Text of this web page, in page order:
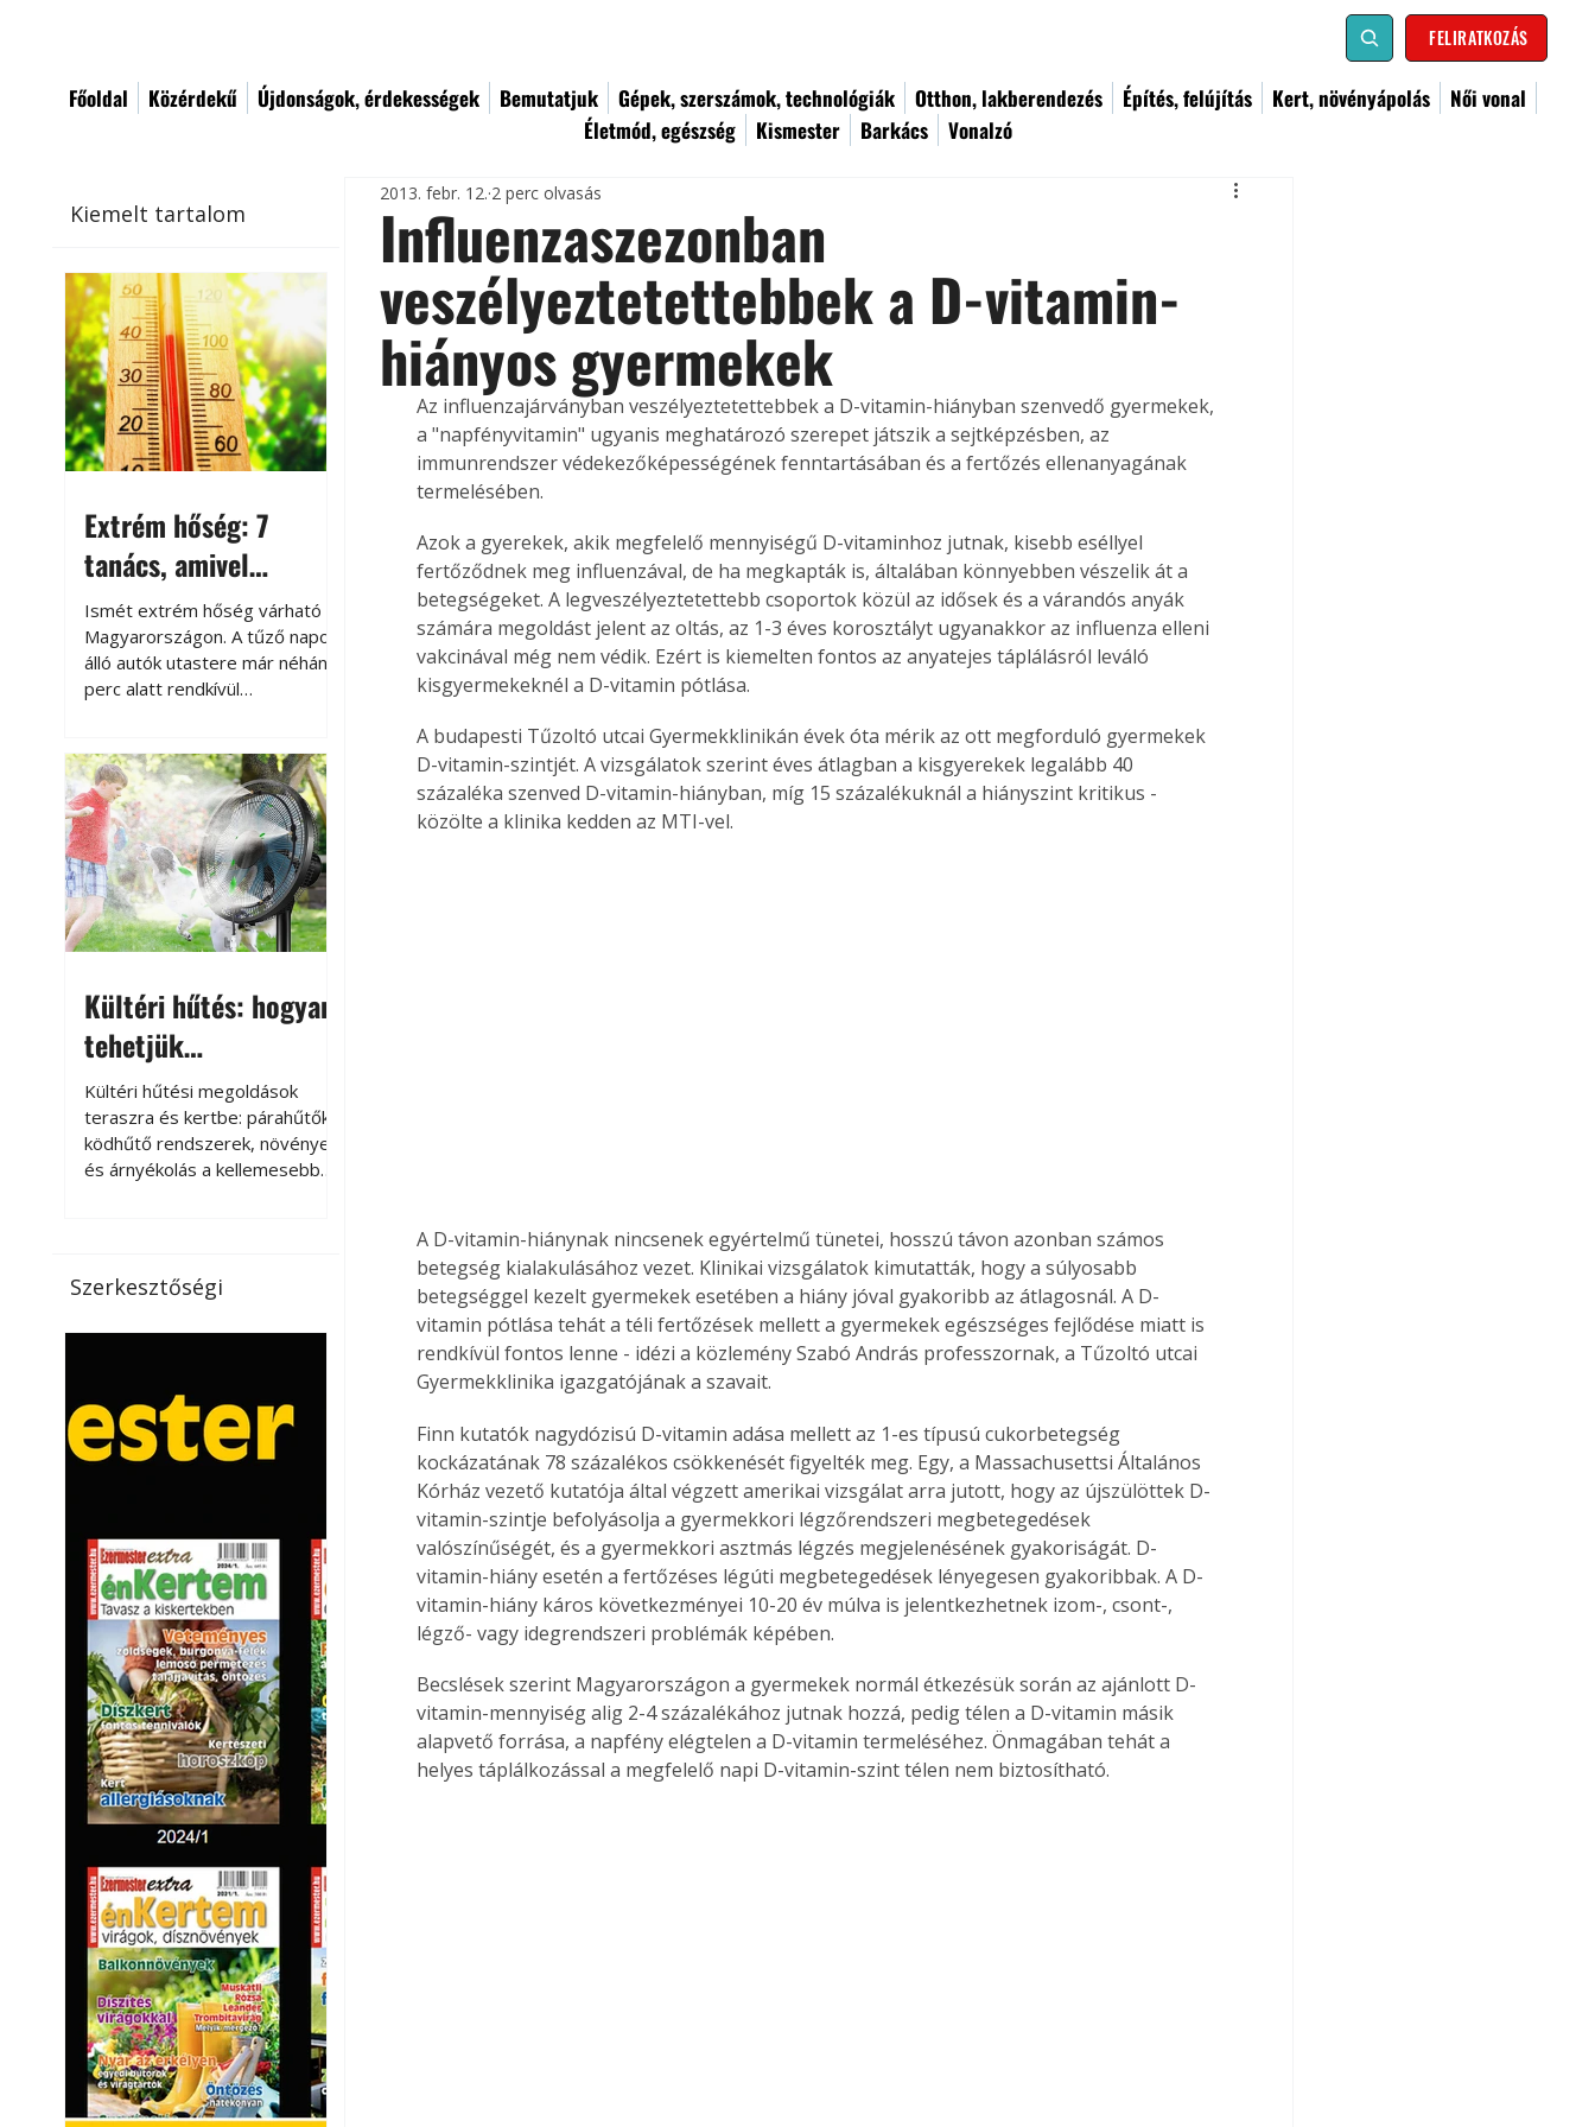
FELIRATKOZÁS
Főoldal Közérdekű Újdonságok, érdekességek Bemutatjuk Gépek, szerszámok, technológiák Otthon, lakberendezés Építés, felújítás Kert, növényápolás
Női vonal
Életmód, egészség
Kismester Barkács Vonalzó
Kiemelt tartalom
Extrém hőség: 7
tanács, amivel
megóvhatjuk
autónkat a nyári
károktól
Ismét extrém hőség várható
Magyarországon. A tűző napon
álló autók utastere már néhány
perc alatt rendkívül
megközelítheti. Ez nemcsak a
beszállást teszi kellemetlenné,
hanem az autó állapotára és a
benne hagyott tárgyakra is
káros hatással lehet. Néhány
egyszerű óvintézkedéssel
azonban jelentősen
csökkenthetjük a hőség káros
Kültéri hűtés: hogyan
tehetjük
kellemesebbé a
teraszt és a kertet?
Kültéri hűtési megoldások
teraszra és kertbe: párahűtők,
ködhűtő rendszerek, növények
és árnyékolás a kellemesebb
jelentőséget kapott, ahogy a
nyári hőhullámok gyakoribbá és
a megoldást a meleg ellen, ma
már egyre többen keresnek
olyan kültéri hűtési
vendégl
Szerkesztőségi
Influenzaszezonban
veszélyeztetettebbek a D-vitamin-
hiányos gyermekek
2013. febr. 12. 2 perc olvasás
Az influenzajárványban veszélyeztetettebbek a D-vitamin-hiányban szenvedő gyermekek,
a "napfényvitamin" ugyanis meghatározó szerepet játszik a sejtképzésben, az
immunrendszer védekezőképességének fenntartásában és a fertőzés ellenanyagának
termelésében.
Azok a gyerekek, akik megfelelő mennyiségű D-vitaminhoz jutnak, kisebb eséllyel
fertőződnek meg influenzával, de ha megkapták is, általában könnyebben vészelik át a
betegségeket. A legveszélyeztetettebb csoportok közül az idősek és a várandós anyák
számára megoldást jelent az oltás, az 1-3 éves korosztályt ugyanakkor az influenza elleni
vakcinával még nem védik. Ezért is kiemelten fontos az anyatejes táplálásról leváló
kisgyermekeknél a D-vitamin pótlása.
A budapesti Tűzoltó utcai Gyermekklinikán évek óta mérik az ott megforduló gyermekek
D-vitamin-szintjét. A vizsgálatok szerint éves átlagban a kisgyerekek legalább 40
százaléka szenved D-vitamin-hiányban, míg 15 százalékuknál a hiányszint kritikus -
közölte a klinika kedden az MTI-vel.
A D-vitamin-hiánynak nincsenek egyértelmű tünetei, hosszú távon azonban számos
betegség kialakulásához vezet. Klinikai vizsgálatok kimutatták, hogy a súlyosabb
betegséggel kezelt gyermekek esetében a hiány jóval gyakoribb az átlagosnál. A D-
vitamin pótlása tehát a téli fertőzések mellett a gyermekek egészséges fejlődése miatt is
rendkívül fontos lenne - idézi a közlemény Szabó András professzornak, a Tűzoltó utcai
Gyermekklinika igazgatójának a szavait.
Finn kutatók nagydózisú D-vitamin adása mellett az 1-es típusú cukorbetegség
kockázatának 78 százalékos csökkenését figyelték meg. Egy, a Massachusettsi Általános
Kórház vezető kutatója által végzett amerikai vizsgálat arra jutott, hogy az újszülöttek D-
vitamin-szintje befolyásolja a gyermekkori légzőrendszeri megbetegedések
valószínűségét, és a gyermekkori asztmás légzés megjelenésének gyakoriságát. D-
vitamin-hiány esetén a fertőzéses légúti megbetegedések lényegesen gyakoribbak. A D-
vitamin-hiány káros következményei 10-20 év múlva is jelentkezhetnek izom-, csont-,
légző- vagy idegrendszeri problémák képében.
Becslések szerint Magyarországon a gyermekek normál étkezésük során az ajánlott D-
vitamin-mennyiség alig 2-4 százalékához jutnak hozzá, pedig télen a D-vitamin másik
alapvető forrása, a napfény elégtelen a D-vitamin termeléséhez. Önmagában tehát a
helyes táplálkozással a megfelelő napi D-vitamin-szint télen nem biztosítható.